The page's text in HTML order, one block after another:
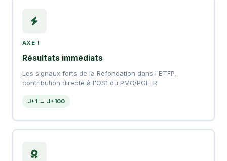
AXE I
Résultats immédiats
Les signaux forts de la Refondation dans l'ETFP,
contribution directe à l'OS1 du PMO/PGE-R
J+1 → J+100